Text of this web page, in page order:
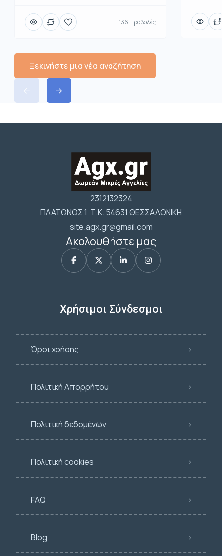
136 Προβολές
Ξεκινήστε μια νέα αναζήτηση
2312132324
ΠΛΑΤΩΝΟΣ 1 Τ.Κ. 54631 ΘΕΣΣΑΛΟΝΙΚΗ
site.agx.gr@gmail.com
Ακολουθήστε μας
Χρήσιμοι Σύνδεσμοι
Όροι χρήσης
Πολιτική Απορρήτου
Πολιτική δεδομένων
Πολιτική cookies
FAQ
Blog